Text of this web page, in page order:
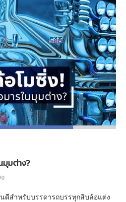
มุมต่าง?
ดีสำหรับบรรดารถบรรทุกสิบล้อแต่ง